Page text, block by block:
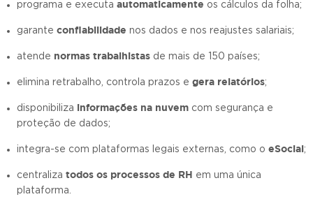
programa e executa automaticamente os cálculos da folha;
garante confiabilidade nos dados e nos reajustes salariais;
atende normas trabalhistas de mais de 150 países;
elimina retrabalho, controla prazos e gera relatórios;
disponibiliza informações na nuvem com segurança e
proteção de dados;
integra-se com plataformas legais externas, como o eSocial;
centraliza todos os processos de RH em uma única
plataforma.